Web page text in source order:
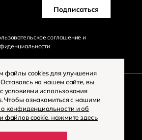
файлы cookies для улучшения
на нашем сайте, вы
условиями использования
Чтобы ознакомиться с нашими
конфиденциальности и об
файлов cookie, нажмите здесь
Подписаться
соглашение и
-
Мода»